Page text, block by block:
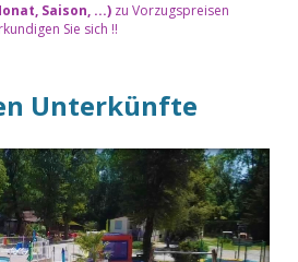
Saison, ...) zu Vorzugspreisen
Sie sich !!
Unterkünfte